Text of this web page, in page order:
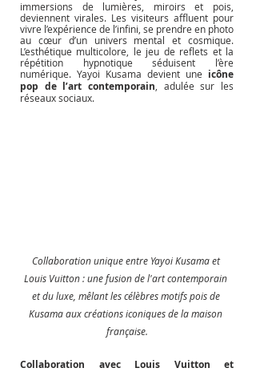
immersions de lumières, miroirs et pois,
deviennent virales. Les visiteurs affluent pour
vivre l’expérience de l’infini, se prendre en photo
au cœur d’un univers mental et cosmique.
L’esthétique multicolore, le jeu de reflets et la
répétition hypnotique séduisent l’ère
numérique. Yayoi Kusama devient une icône
pop de l’art contemporain , adulée sur les
réseaux sociaux.
Collaboration unique entre Yayoi Kusama et
Louis Vuitton : une fusion de l'art contemporain
et du luxe, mêlant les célèbres motifs pois de
Kusama aux créations iconiques de la maison
française.
Collaboration avec Louis Vuitton et